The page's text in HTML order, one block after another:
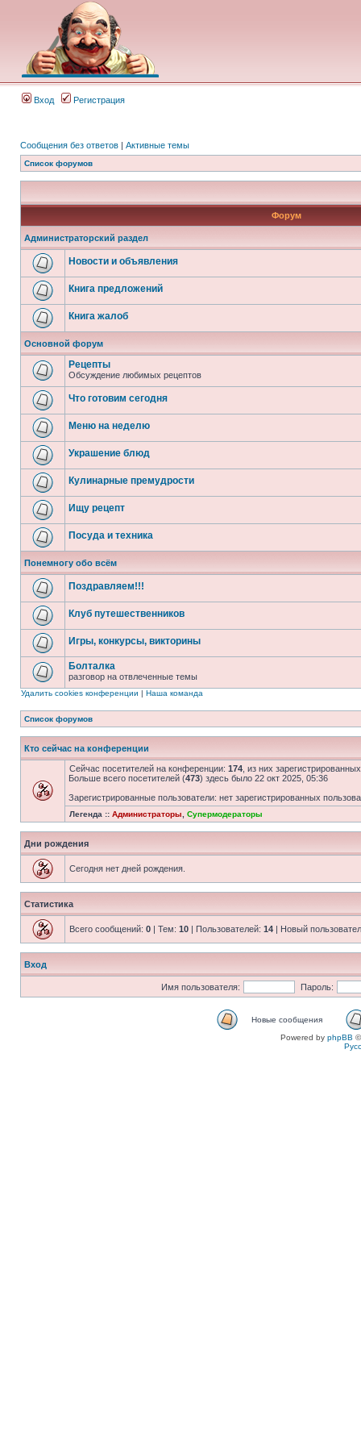
Вход Регистрация
Сообщения без ответов | Активные темы
Список форумов
Форум
Администраторский раздел
Новости и объявления
Книга предложений
Книга жалоб
Основной форум
Рецепты
Обсуждение любимых рецептов
Что готовим сегодня
Меню на неделю
Украшение блюд
Кулинарные премудрости
Ищу рецепт
Посуда и техника
Понемногу обо всём
Поздравляем!!!
Клуб путешественников
Игры, конкурсы, викторины
Болталка
разговор на отвлеченные темы
Удалить cookies конференции | Наша команда
Список форумов
Кто сейчас на конференции
Сейчас посетителей на конференции: 174 , из них
Больше всего посетителей (473) здесь было 22 окт 2025, 05:36
Зарегистрированные пользователи: нет зарегистрированных
Легенда :: Администраторы Супермодераторы
Дни рождения
Сегодня нет дней рождения.
Статистика
Всего сообщений: 0 | Тем: 10 | Пользователей: 14 | Новый
Вход
Имя пользователя: Пароль:
Новые сообщения
Powered by phpBB